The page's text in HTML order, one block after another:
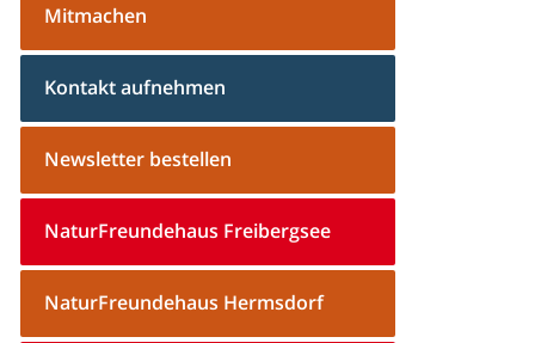
Mitmachen
Kontakt aufnehmen
Newsletter bestellen
NaturFreundehaus Freibergsee
NaturFreundehaus Hermsdorf